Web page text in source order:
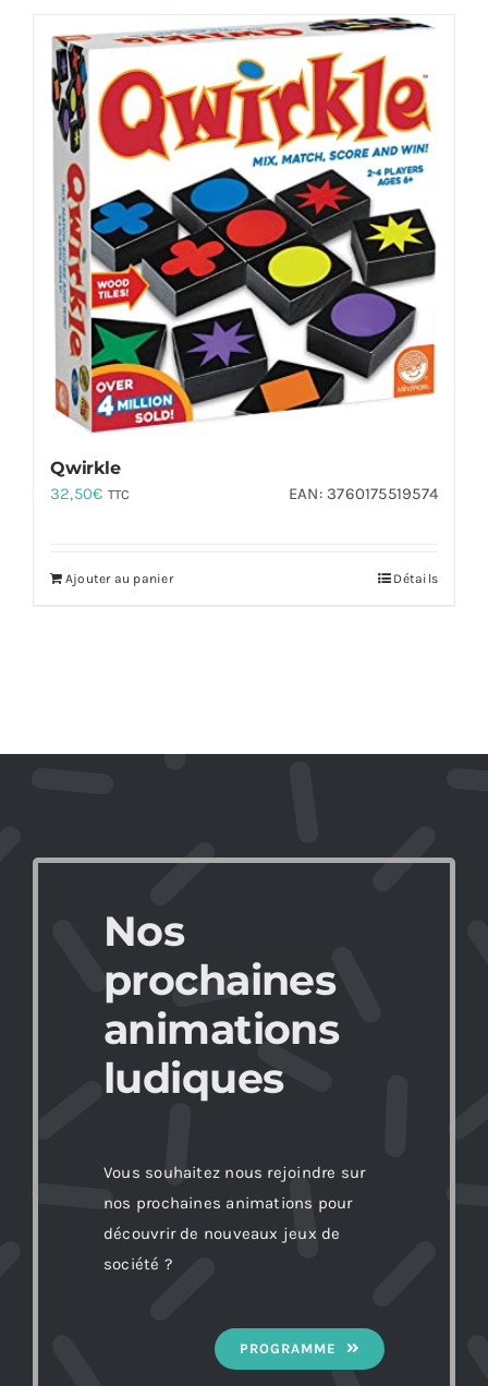
Qwirkle
32,50€ TTC EAN:3760175519574
Ajouter au panier Détails
Nos
prochaines
animations
ludiques
Vous souhaitez nous rejoindre sur
nos prochaines animations pour
découvrir de nouveaux jeux de
société ?
PROGRAMME